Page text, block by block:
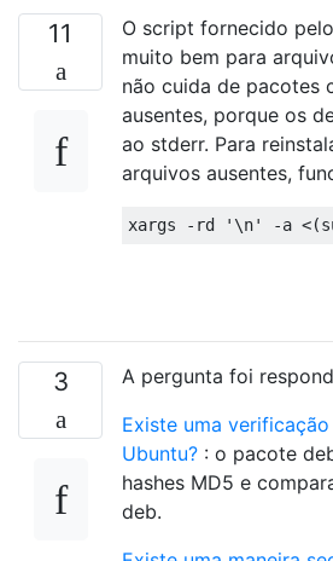
11
O script fornecido
muito bem para
não cuida de pacotes
ausentes, porque os
ao stderr. Para
arquivos ausentes,
xargs - rd '\n' -a <(
3
A pergunta foi
Existe uma
Ubuntu? : o pacote
hashes MD5 e
deb.